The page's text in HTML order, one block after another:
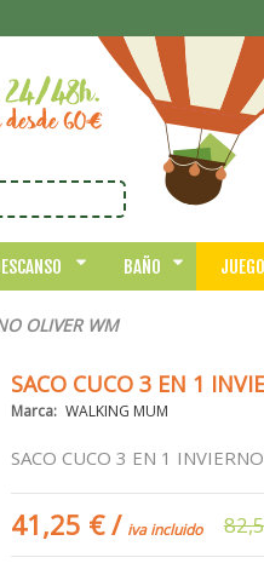
BAÑO JUEGO
OLIVER WM
SACO CUCO 3 EN 1
Marca: WALKING MUM
SACO CUCO 3 EN 1
41,25 €/ iva incluido